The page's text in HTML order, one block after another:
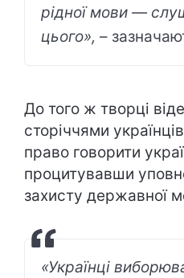
рідної мови —
цього», –
До того ж творці
сторіччями
право говорити
процитувавши
захисту державної
«Українці